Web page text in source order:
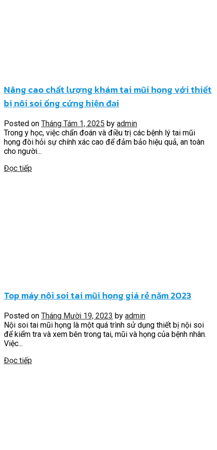
Nâng cao chất lượng khám tai mũi họng với thiết
bị nội soi ống cứng hiện đại
Posted on Tháng Tám 1, 2025 by admin
Trong y học, việc chẩn đoán và điều trị các bệnh lý tai mũi
họng đòi hỏi sự chính xác cao để đảm bảo hiệu quả, an toàn
cho người...
Đọc tiếp
Top máy nội soi tai mũi họng giá rẻ năm 2023
Posted on Tháng Mười 19, 2023 by admin
Nội soi tai mũi họng là một quá trình sử dụng thiết bị nội soi
để kiểm tra và xem bên trong tai, mũi và họng của bệnh nhân.
Việc...
Đọc tiếp